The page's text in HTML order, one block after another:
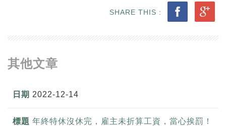
SHARE THIS :
其他文章
2022-12-14
年終特休沒休完，雇主未折算工資，當心挨罰！